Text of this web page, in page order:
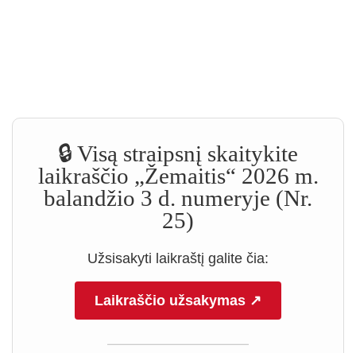
🔒 Visą straipsnį skaitykite
laikraščio „Žemaitis“ 2026 m.
balandžio 3 d. numeryje (Nr.
25)
Užsisakyti laikraštį galite čia:
Laikraščio užsakymas ↗